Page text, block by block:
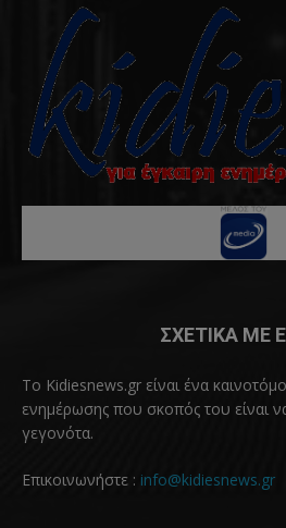
ΣΧΕΤΙΚΑ ΜΕ
Το Kidiesnews.gr είναι ένα
ενημέρωσης που σκοπός του είναι
γεγονότα.
Επικοινωνήστε : info@kidiesnews.gr